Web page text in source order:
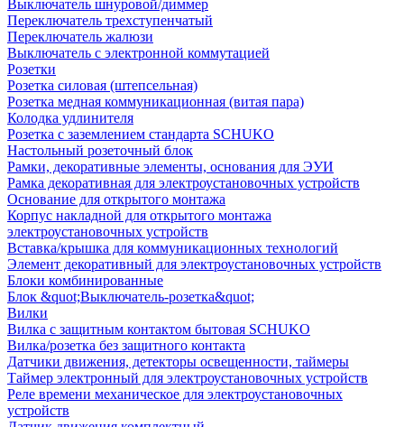
Выключатель шнуровой/диммер
Переключатель трехступенчатый
Переключатель жалюзи
Выключатель с электронной коммутацией
Розетки
Розетка силовая (штепсельная)
Розетка медная коммуникационная (витая пара)
Колодка удлинителя
Розетка с заземлением стандарта SCHUKO
Настольный розеточный блок
Рамки, декоративные элементы, основания для ЭУИ
Рамка декоративная для электроустановочных устройств
Основание для открытого монтажа
Корпус накладной для открытого монтажа
электроустановочных устройств
Вставка/крышка для коммуникационных технологий
Элемент декоративный для электроустановочных устройств
Блоки комбинированные
Блок &quot;Выключатель-розетка&quot;
Вилки
Вилка с защитным контактом бытовая SCHUKO
Вилка/розетка без защитного контакта
Датчики движения, детекторы освещенности, таймеры
Таймер электронный для электроустановочных устройств
Реле времени механическое для электроустановочных
устройств